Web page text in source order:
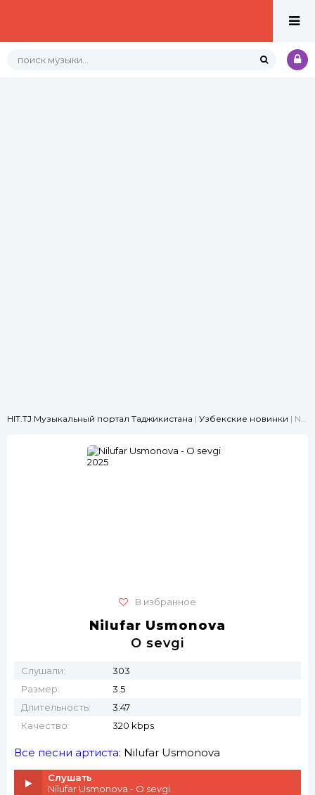
HIT.TJ Музыкальный портал Таджикистана | Узбекские новинки | Nilufar Usmonova - O sevgi 2025
В избранное
Nilufar Usmonova
O sevgi
Слушали:
303
Размер:
3.5
Длительность:
3:47
Качество:
320 kbps
Все песни артиста: Nilufar Usmonova
Слушать
Nilufar Usmonova - O sevgi